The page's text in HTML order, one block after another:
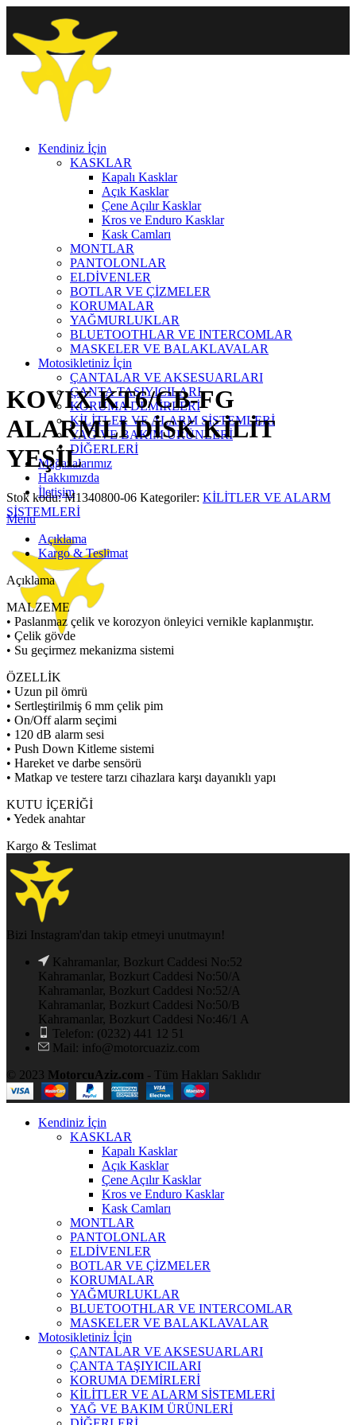
Kendiniz İçin
KASKLAR
Kapalı Kasklar
Açık Kasklar
Çene Açılır Kasklar
Kros ve Enduro Kasklar
Kask Camları
MONTLAR
PANTOLONLAR
ELDİVENLER
BOTLAR VE ÇİZMELER
KORUMALAR
YAĞMURLUKLAR
BLUETOOTHLAR VE INTERCOMLAR
MASKELER VE BALAKLAVALAR
Motosikletiniz İçin
ÇANTALAR VE AKSESUARLARI
ÇANTA TAŞIYICILARI
KORUMA DEMİRLERİ
KİLİTLER VE ALARM SİSTEMLERİ
YAĞ VE BAKIM ÜRÜNLERİ
DİĞERLERİ
Mağazalarımız
Hakkımızda
İletişim
Menu
Click to enlarge
KOVIX KT6/CB-FG
ALARMLI DİSK KİLİT
YEŞİL
Stok kodu:M1340800-06 Kategoriler: KİLİTLER VE ALARM
SİSTEMLERİ
Açıklama
Kargo & Teslimat
Açıklama
MALZEME
• Paslanmaz çelik ve korozyon önleyici vernikle kaplanmıştır.
• Çelik gövde
• Su geçirmez mekanizma sistemi
ÖZELLİK
• Uzun pil ömrü
• Sertleştirilmiş 6 mm çelik pim
• On/Off alarm seçimi
• 120 dB alarm sesi
• Push Down Kitleme sistemi
• Hareket ve darbe sensörü
• Matkap ve testere tarzı cihazlara karşı dayanıklı yapı
KUTU İÇERİĞİ
• Yedek anahtar
Kargo & Teslimat
Bizi Instagram'dan takip etmeyi unutmayın!
Kahramanlar, Bozkurt Caddesi No:52
Kahramanlar, Bozkurt Caddesi No:50/A
Kahramanlar, Bozkurt Caddesi No:52/A
Kahramanlar, Bozkurt Caddesi No:50/B
Kahramanlar, Bozkurt Caddesi No:46/1 A
Telefon: (0232) 441 12 51
Mail: info@motorcuaziz.com
© 2023 MotorcuAziz.com - Tüm Hakları Saklıdır
Kendiniz İçin
KASKLAR
Kapalı Kasklar
Açık Kasklar
Çene Açılır Kasklar
Kros ve Enduro Kasklar
Kask Camları
MONTLAR
PANTOLONLAR
ELDİVENLER
BOTLAR VE ÇİZMELER
KORUMALAR
YAĞMURLUKLAR
BLUETOOTHLAR VE INTERCOMLAR
MASKELER VE BALAKLAVALAR
Motosikletiniz İçin
ÇANTALAR VE AKSESUARLARI
ÇANTA TAŞIYICILARI
KORUMA DEMİRLERİ
KİLİTLER VE ALARM SİSTEMLERİ
YAĞ VE BAKIM ÜRÜNLERİ